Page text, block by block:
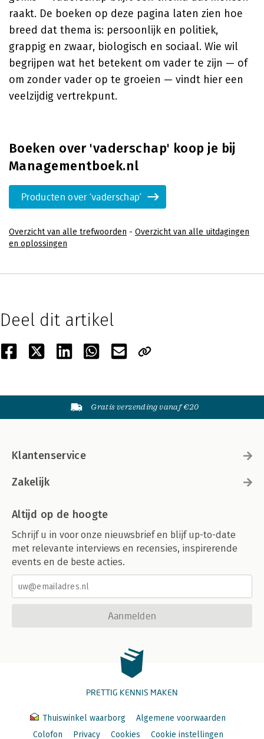
raakt. De boeken op deze pagina laten zien hoe
breed dat thema is: persoonlijk en politiek,
grappig en zwaar, biologisch en sociaal. Wie wil
begrijpen wat het betekent om vader te zijn — of
om zonder vader op te groeien — vindt hier een
veelzijdig vertrekpunt.
Boeken over 'vaderschap' koop je bij
Managementboek.nl
Producten over 'vaderschap'
Overzicht van alle trefwoorden - Overzicht van alle uitdagingen
en oplossingen
Deel dit artikel
Gratis verzending vanaf €20
Klantenservice
Zakelijk
Altijd op de hoogte
Schrijf u in voor onze nieuwsbrief en blijf up-to-date
met relevante interviews en recensies, inspirerende
events en de beste acties.
Aanmelden
PRETTIG KENNIS MAKEN
Thuiswinkel waarborg
Algemene voorwaarden
Colofon
Privacy Cookies Cookie instellingen